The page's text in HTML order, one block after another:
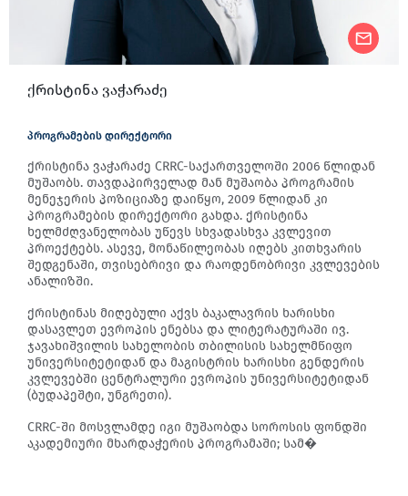
ქრისტინა ვაჭარაძე
პროგრამების დირექტორი
ქრისტინა ვაჭარაძე CRRC-საქართველოში 2006 წლიდან
მუშაობს. თავდაპირველად მან მუშაობა პროგრამის
მენეჯერის პოზიციაზე დაიწყო, 2009 წლიდან კი
პროგრამების დირექტორი გახდა. ქრისტინა
ხელმძღვანელობას უწევს სხვადასხვა კვლევით
პროექტებს. ასევე, მონაწილეობას იღებს კითხვარის
შედგენაში, თვისებრივი და რაოდენობრივი კვლევების
ანალიზში.
ქრისტინას მიღებული აქვს ბაკალავრის ხარისხი
დასავლეთ ევროპის ენებსა და ლიტერატურაში ივ.
ჯავახიშვილის სახელობის თბილისის სახელმწიფო
უნივერსიტეტიდან და მაგისტრის ხარისხი გენდერის
კვლევებში ცენტრალური ევროპის უნივერსიტეტიდან
(ბუდაპეშტი, უნგრეთი).
CRRC-ში მოსვლამდე იგი მუშაობდა სოროსის ფონდში
აკადემიური მხარდაჭერის პროგრამაში; სამ�